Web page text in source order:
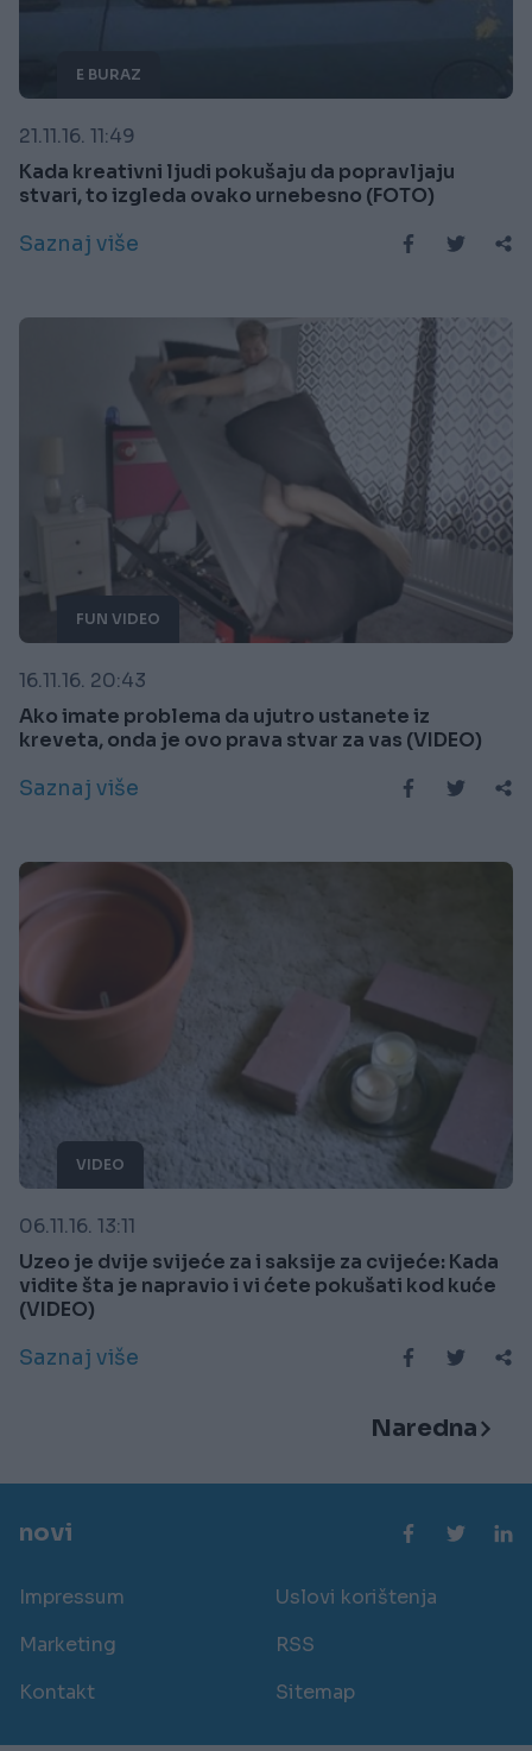
E BURAZ
21.11.16. 11:49
Kada kreativni ljudi pokušaju da popravljaju
stvari, to izgleda ovako urnebesno (FOTO)
Saznaj više
FUN VIDEO
16.11.16. 20:43
Ako imate problema da ujutro ustanete iz
kreveta, onda je ovo prava stvar za vas (VIDEO)
Saznaj više
VIDEO
06.11.16. 13:11
Uzeo je dvije svijeće za i saksije za cvijeće: Kada
vidite šta je napravio i vi ćete pokušati kod kuće
(VIDEO)
Saznaj više
Naredna
novi
Impressum
Uslovi korištenja
Marketing
RSS
Kontakt
Sitemap